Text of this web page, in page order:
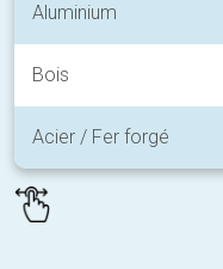
Aluminium
Bois
Acier / Fer forgé